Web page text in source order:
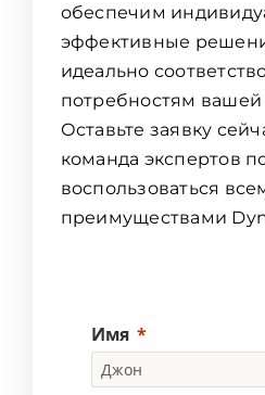
обеспечим
эффективные
идеально
потребностям
Оставьте заявку
команда экспертов
воспользоваться
преимуществами
Имя